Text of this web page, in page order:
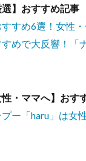
】おすすめ記事
すめ6選！女性
めで大反響！「
・ママへ】おす
ー「haru」は女